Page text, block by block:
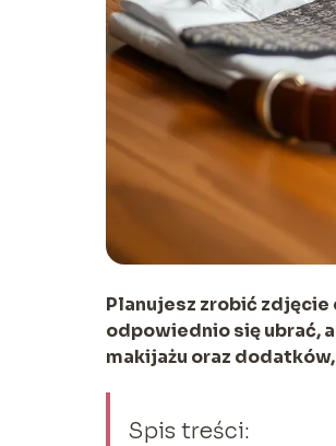
Planujesz zrobić
odpowiednio się ubrać,
makijażu oraz
Spis treści: